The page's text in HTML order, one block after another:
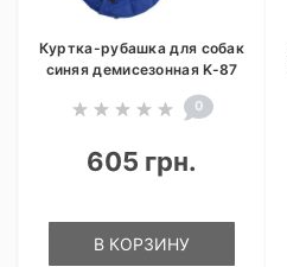
Куртка-рубашка для собак
синяя демисезонная K-87
0
605 грн.
В КОРЗИНУ